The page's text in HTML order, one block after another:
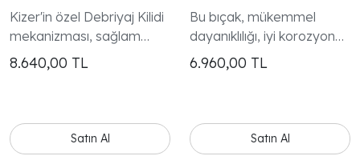
PVD | KizerV™
Kizer'in özel Debriyaj Kilidi
mekanizması, sağlam
kanat açılmasını ve güvenli
kilitlenmeyi garanti
taraftan tek elle akışkan
hareket ettirmeyi sağlar.
8.640,00 TL
Satın Al
Bu bıçak, mükemmel
dayanıklılığı, iyi korozyona
dayanıklılığı ve jilet gibi
kenara kadar kolayca
paslanmaz çelikten
yapılmıştır; bu da günlük
6.960,00 TL
Satın Al